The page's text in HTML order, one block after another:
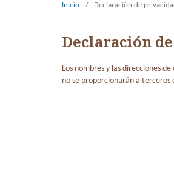
Inicio / Declaración de
Declaración
Los nombres y las direcciones
no se proporcionarán a terceros